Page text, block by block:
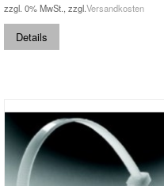
zzgl. 0% MwSt.,zzgl.Versandkosten
Details